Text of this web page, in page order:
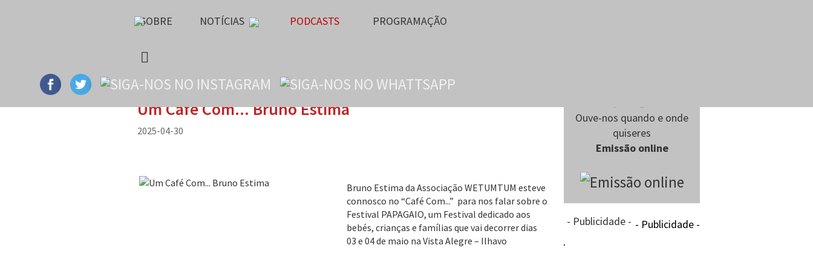
SOBRE NOTÍCIAS PODCASTS PROGRAMAÇÃO
Um Café Com... Bruno Estima
2025-04-30
Bruno Estima da Associação WETUMTUM esteve
connosco no “Café Com...” para nos falar sobre o
Festival PAPAGAIO, um Festival dedicado aos
bebés, crianças e famílias que vai decorrer dias
03 e 04 de maio na Vista Alegre – Ilhavo
Ouve-nos quando e onde
quiseres
Emissão online
- Publicidade - - Publicidade -